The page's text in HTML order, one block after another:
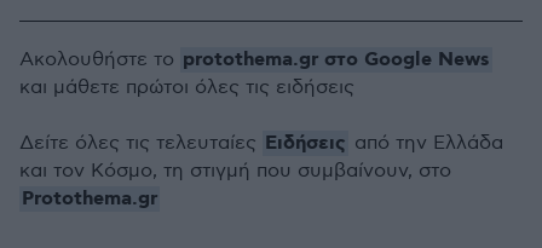
Ακολουθήστε το protothema.gr στο Google News
και μάθετε πρώτοι όλες τις ειδήσεις
Δείτε όλες τις τελευταίες Ειδήσεις από την Ελλάδα
και τον Κόσμο, τη στιγμή που συμβαίνουν, στο
Protothema.gr